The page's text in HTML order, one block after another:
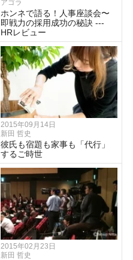
アゴラ
ホンネで語る！人事座談会〜
即戦力の採用成功の秘訣 ---
HRレビュー
2015年09月14日
新田 哲史
彼氏も宿題も家事も「代行」
するご時世
2015年02月23日
新田 哲史